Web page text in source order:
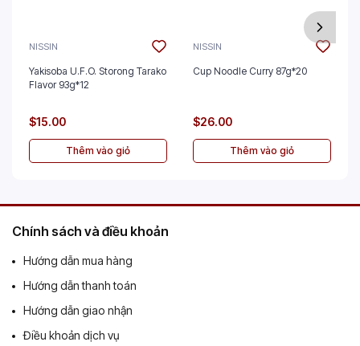
NISSIN
Yakisoba U.F.O. Storong Tarako
Flavor 93g*12
$15.00
Thêm vào giỏ
NISSIN
Cup Noodle Curry 87g*20
$26.00
Thêm vào giỏ
Chính sách và điều khoản
Hướng dẫn mua hàng
Hướng dẫn thanh toán
Hướng dẫn giao nhận
Điều khoản dịch vụ